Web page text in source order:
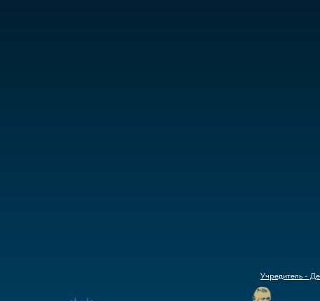
Учредитель -